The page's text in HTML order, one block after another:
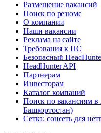
Размещение вакансий
Поиск по резюме
О компании
Наши вакансии
Реклама на сайте
Требования к ПО
Безопасный
HeadHunter API
Партнерам
Инвесторам
Каталог компаний
Поиск по вакансиям
Башкортостан)
Сетка: соцсеть для